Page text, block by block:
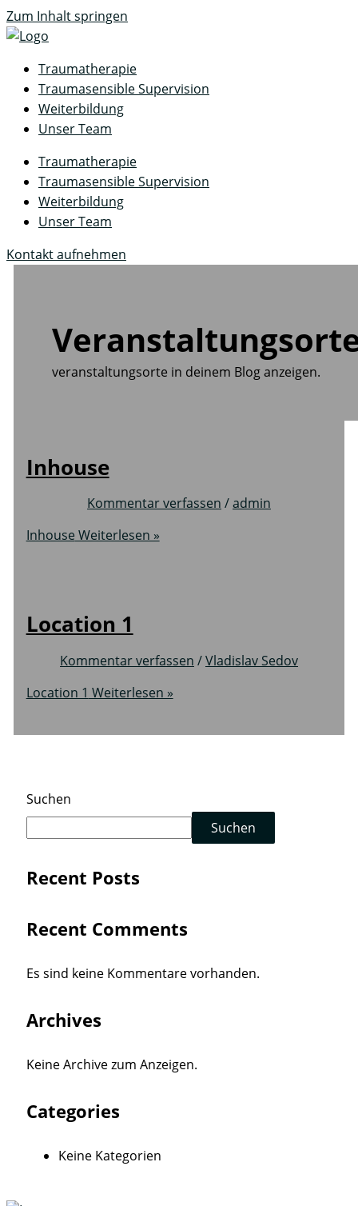
Zum Inhalt springen
Traumatherapie
Traumasensible Supervision
Weiterbildung
Unser Team
Traumatherapie
Traumasensible Supervision
Weiterbildung
Unser Team
Kontakt aufnehmen
veranstaltungsorte in deinem Blog anzeigen.
Inhouse
Kommentar verfassen /admin
Inhouse Weiterlesen »
Location 1
Kommentar verfassen /Vladislav Sedov
Location 1 Weiterlesen »
Suchen
Suchen
Recent Posts
Recent Comments
Es sind keine Kommentare vorhanden.
Archives
Keine Archive zum Anzeigen.
Categories
Keine Kategorien